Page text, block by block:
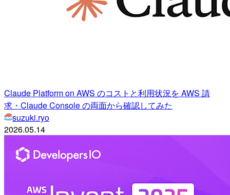
Claude Platform on AWS のコストと利用状況を AWS 請
求・Claude Console の両面から確認してみた
suzuki.ryo
2026.05.14